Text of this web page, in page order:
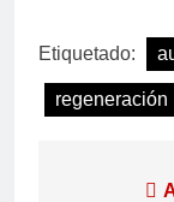
Etiquetado:
regeneración